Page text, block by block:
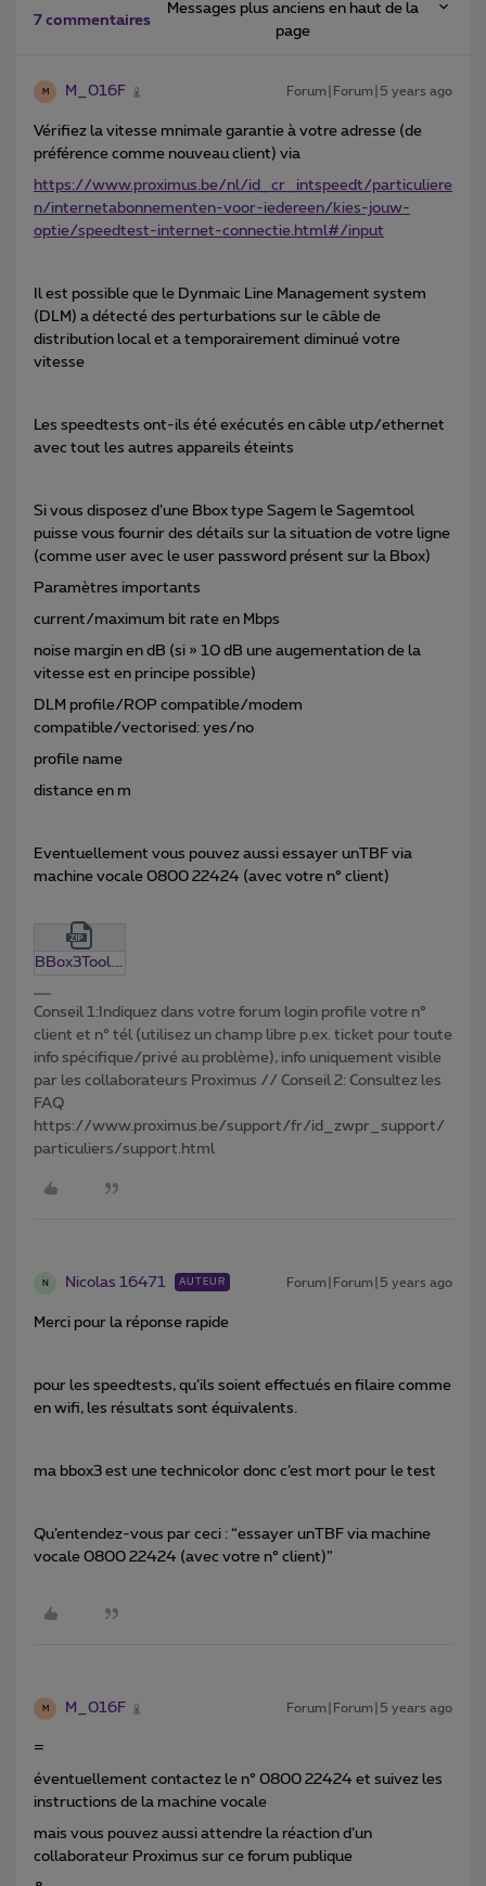
7 commentaires
Messages plus anciens en haut de la
page
M M_016F Forum|Forum|5 years ago
Vérifiez la vitesse mnimale garantie à votre adresse (de
préférence comme nouveau client) via
https://www.proximus.be/nl/id_cr_intspeedt/particuliere
n/internetabonnementen-voor-iedereen/kies-jouw-
optie/speedtest-internet-connectie.html#/input
Il est possible que le Dynmaic Line Management system
(DLM) a détecté des perturbations sur le câble de
distribution local et a temporairement diminué votre
vitesse
Les speedtests ont-ils été exécutés en câble utp/ethernet
avec tout les autres appareils éteints
Si vous disposez d’une Bbox type Sagem le Sagemtool
puisse vous fournir des détails sur la situation de votre ligne
(comme user avec le user password présent sur la Bbox)
Paramètres importants
current/maximum bit rate en Mbps
noise margin en dB (si » 10 dB une augementation de la
vitesse est en principe possible)
DLM profile/ROP compatible/modem
compatible/vectorised: yes/no
profile name
distance en m
Eventuellement vous pouvez aussi essayer unTBF via
machine vocale 0800 22424 (avec votre n° client)
BBox3Tool.0.13.zip
Conseil 1:Indiquez dans votre forum login profile votre n°
client et n° tél (utilisez un champ libre p.ex. ticket pour toute
info spécifique/privé au problème), info uniquement visible
par les collaborateurs Proximus // Conseil 2: Consultez les
FAQ
https://www.proximus.be/support/fr/id_zwpr_support/
particuliers/support.html
N Nicolas 16471 AUTEUR Forum|Forum|5 years ago
Merci pour la réponse rapide
pour les speedtests, qu’ils soient effectués en filaire comme
en wifi, les résultats sont équivalents.
ma bbox3 est une technicolor donc c’est mort pour le test
Qu’entendez-vous par ceci : “essayer unTBF via machine
vocale 0800 22424 (avec votre n° client)”
M M_016F Forum|Forum|5 years ago
=
éventuellement contactez le n° 0800 22424 et suivez les
instructions de la machine vocale
mais vous pouvez aussi attendre la réaction d’un
collaborateur Proximus sur ce forum publique